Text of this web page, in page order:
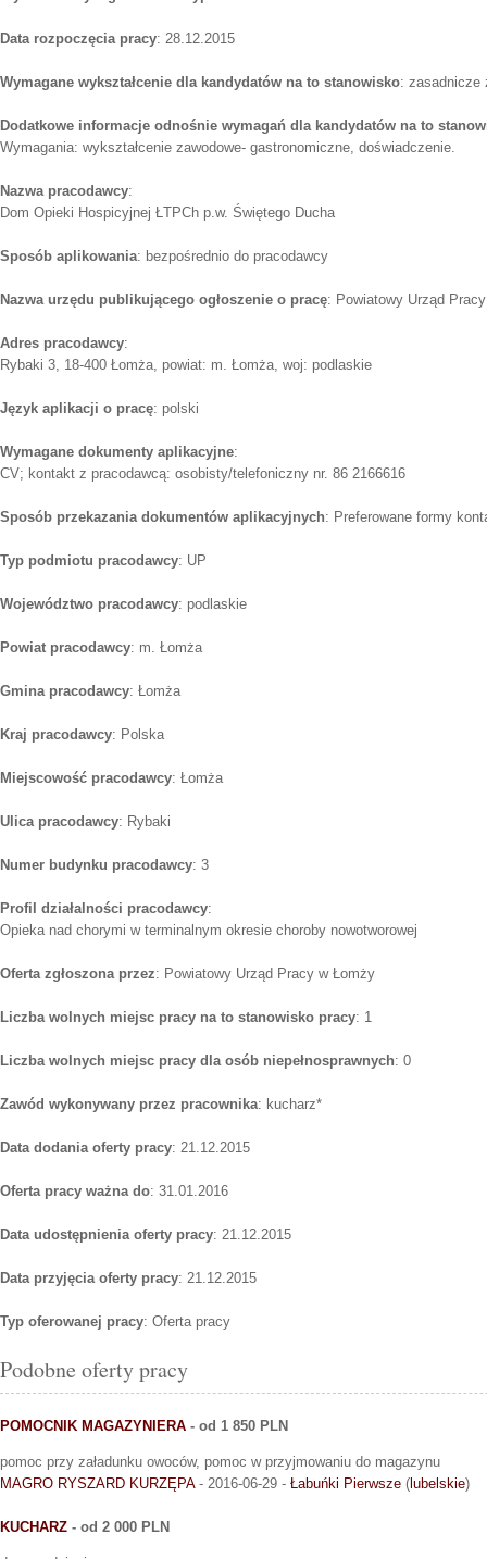
Data rozpoczęcia pracy: 28.12.2015
Wymagane wykształcenie dla kandydatów na to stanowisko: zasadnicze
Dodatkowe informacje odnośnie wymagań dla kandydatów na to
Wymagania: wykształcenie zawodowe- gastronomiczne, doświadczenie.
Nazwa pracodawcy:
Dom Opieki Hospicyjnej ŁTPCh p.w. Świętego Ducha
Sposób aplikowania: bezpośrednio do pracodawcy
Nazwa urzędu publikującego ogłoszenie o pracę: Powiatowy Urząd
Adres pracodawcy:
Rybaki 3, 18-400 Łomża, powiat: m. Łomża, woj: podlaskie
Język aplikacji o pracę: polski
Wymagane dokumenty aplikacyjne:
CV; kontakt z pracodawcą: osobisty/telefoniczny nr. 86 2166616
Sposób przekazania dokumentów aplikacyjnych: Preferowane formy
Typ podmiotu pracodawcy: UP
Województwo pracodawcy: podlaskie
Powiat pracodawcy: m. Łomża
Gmina pracodawcy: Łomża
Kraj pracodawcy: Polska
Miejscowość pracodawcy: Łomża
Ulica pracodawcy: Rybaki
Numer budynku pracodawcy: 3
Profil działalności pracodawcy:
Opieka nad chorymi w terminalnym okresie choroby nowotworowej
Oferta zgłoszona przez: Powiatowy Urząd Pracy w Łomży
Liczba wolnych miejsc pracy na to stanowisko pracy: 1
Liczba wolnych miejsc pracy dla osób niepełnosprawnych: 0
Zawód wykonywany przez pracownika: kucharz*
Data dodania oferty pracy: 21.12.2015
Oferta pracy ważna do: 31.01.2016
Data udostępnienia oferty pracy: 21.12.2015
Data przyjęcia oferty pracy: 21.12.2015
Typ oferowanej pracy: Oferta pracy
Podobne oferty pracy
POMOCNIK MAGAZYNIERA - od 1 850 PLN
pomoc przy załadunku owoców, pomoc w przyjmowaniu do magazynu
MAGRO RYSZARD KURZĘPA- 2016-06-29 - Łabuńki Pierwsze (lubelskie)
KUCHARZ - od 2 000 PLN